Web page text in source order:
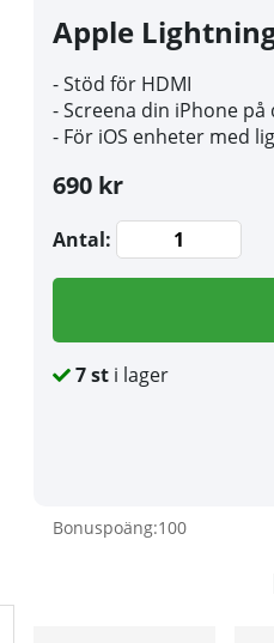
Apple
- Stöd för HDMI
- Screena din iPhone på
- För iOS enheter med
690 kr
Antal:
7st i lager
Bonuspoäng:100